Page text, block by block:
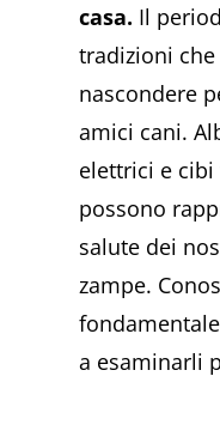
casa. Il
tradizioni
nascondere
amici cani.
elettrici e
possono
salute dei
zampe.
a esaminarli